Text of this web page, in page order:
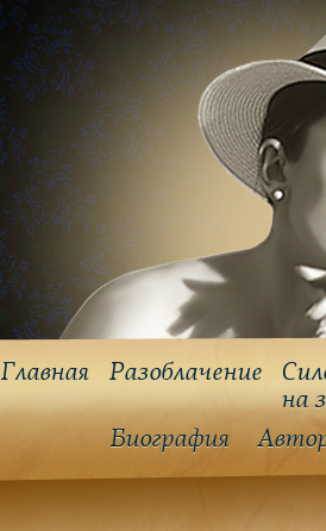
Главная Разоблачение
на
Биография